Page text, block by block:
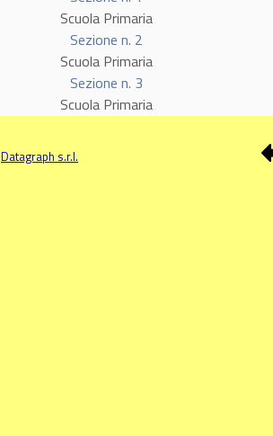
Scuola Primaria
Sezione n. 2
Scuola Primaria
Sezione n. 3
Scuola Primaria
Datagraph s.r.l.